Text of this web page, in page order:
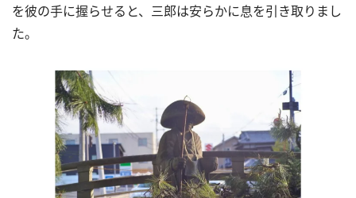
を彼の手に握らせると、三郎は安らかに息を引き取りまし
た。